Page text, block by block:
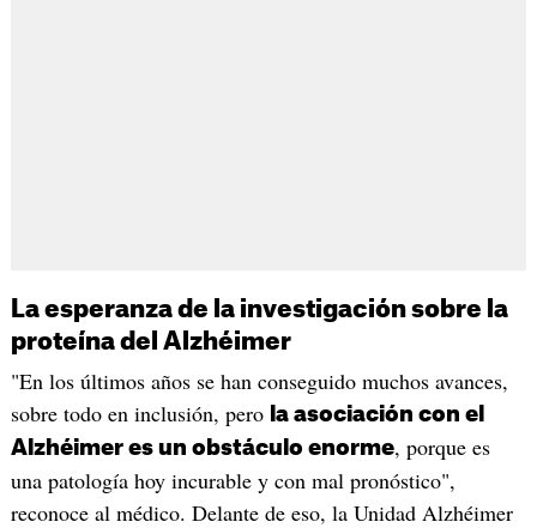
La esperanza de la investigación sobre la
proteína del Alzhéimer
"En los últimos años se han conseguido muchos avances,
sobre todo en inclusión, pero la asociación con el
Alzhéimer es un obstáculo enorme, porque es
una patología hoy incurable y con mal pronóstico",
reconoce al médico. Delante de eso, la Unidad Alzhéimer